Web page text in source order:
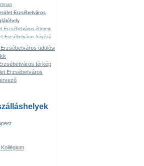
Erzsébetváros
Erzsébetváros étterem
Erzsébetváros kávézó
üdülési
térkép
Erzsébetváros